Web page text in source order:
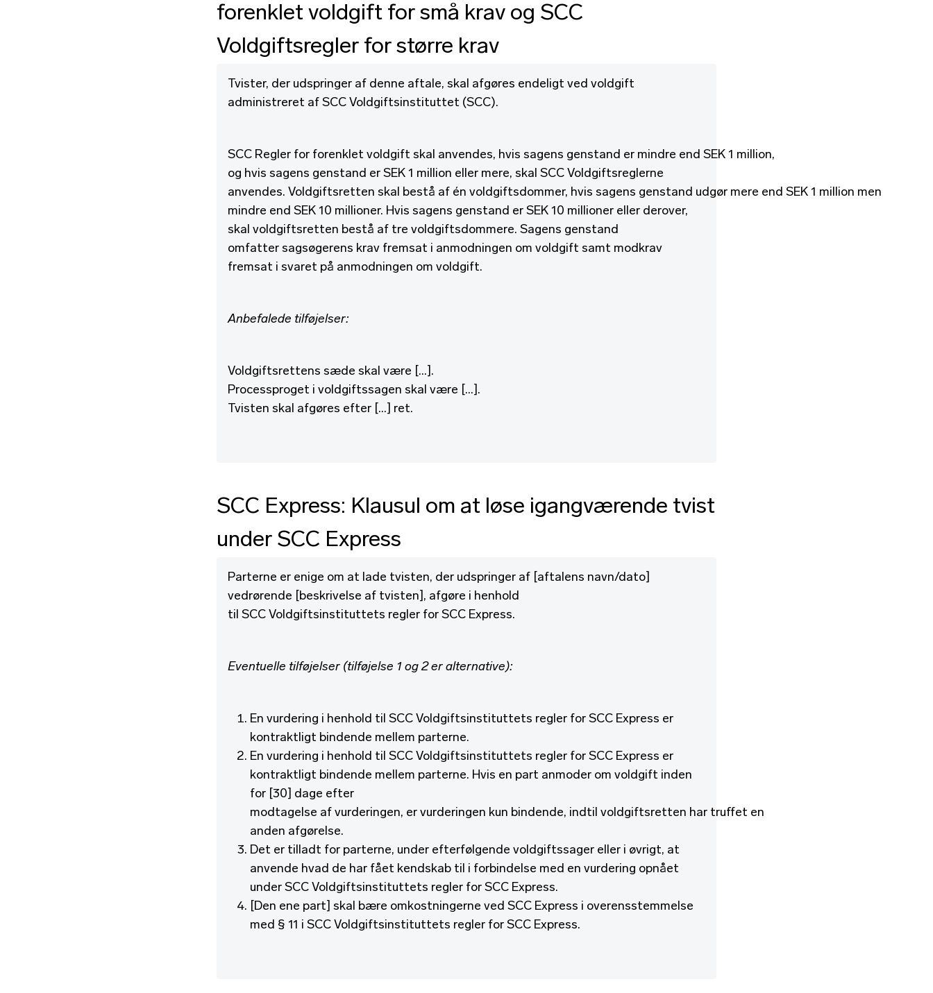
forenklet voldgift for små krav og SCC
Voldgiftsregler for større krav
Tvister, der udspringer af denne aftale, skal afgøres endeligt ved voldgift
administreret af SCC Voldgiftsinstituttet (SCC).
SCC Regler for forenklet voldgift skal anvendes, hvis sagens genstand er mindre end SEK 1 million,
og hvis sagens genstand er SEK 1 million eller mere, skal SCC Voldgiftsreglerne
anvendes. Voldgiftsretten skal bestå af én voldgiftsdommer, hvis sagens genstand udgør mere end SEK 1 million men
mindre end SEK 10 millioner. Hvis sagens genstand er SEK 10 millioner eller derover,
skal voldgiftsretten bestå af tre voldgiftsdommere. Sagens genstand
omfatter sagsøgerens krav fremsat i anmodningen om voldgift samt modkrav
fremsat i svaret på anmodningen om voldgift.
Anbefalede tilføjelser:
Voldgiftsrettens sæde skal være […].
Processproget i voldgiftssagen skal være […].
Tvisten skal afgøres efter […] ret.
SCC Express: Klausul om at løse igangværende tvist
under SCC Express
Parterne er enige om at lade tvisten, der udspringer af [aftalens navn/dato]
vedrørende [beskrivelse af tvisten], afgøre i henhold
til SCC Voldgiftsinstituttets regler for SCC Express.
Eventuelle tilføjelser (tilføjelse 1 og 2 er alternative):
En vurdering i henhold til SCC Voldgiftsinstituttets regler for SCC Express er
kontraktligt bindende mellem parterne.
En vurdering i henhold til SCC Voldgiftsinstituttets regler for SCC Express er
kontraktligt bindende mellem parterne. Hvis en part anmoder om voldgift inden
for [30] dage efter
modtagelse af vurderingen, er vurderingen kun bindende, indtil voldgiftsretten har truffet en
anden afgørelse.
Det er tilladt for parterne, under efterfølgende voldgiftssager eller i øvrigt, at
anvende hvad de har fået kendskab til i forbindelse med en vurdering opnået
under SCC Voldgiftsinstituttets regler for SCC Express.
[Den ene part] skal bære omkostningerne ved SCC Express i overensstemmelse
med § 11 i SCC Voldgiftsinstituttets regler for SCC Express.